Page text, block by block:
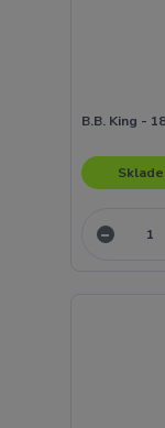
B.B. King -